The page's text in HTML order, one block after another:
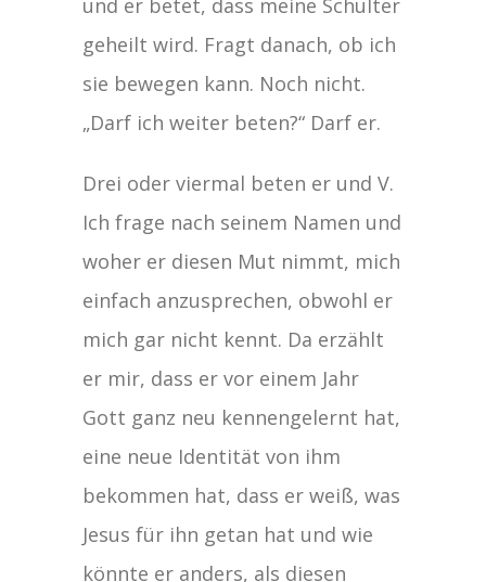
geheilt wird. Fragt danach, ob ich
sie bewegen kann. Noch nicht.
„Darf ich weiter beten?“ Darf er.
Drei oder viermal beten er und V.
Ich frage nach seinem Namen und
woher er diesen Mut nimmt, mich
einfach anzusprechen, obwohl er
mich gar nicht kennt. Da erzählt
er mir, dass er vor einem Jahr
Gott ganz neu kennengelernt hat,
eine neue Identität von ihm
bekommen hat, dass er weiß, was
Jesus für ihn getan hat und wie
könnte er anders, als diesen